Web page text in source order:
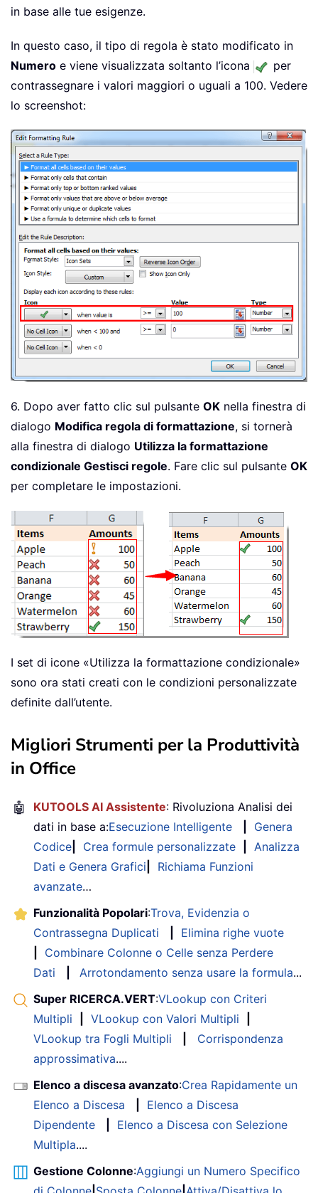
in base alle tue esigenze.
In questo caso, il tipo di regola è stato modificato in
Numero e viene visualizzata soltanto l’icona
per
contrassegnare i valori maggiori o uguali a 100. Vedere
lo screenshot:
6. Dopo aver fatto clic sul pulsante OK nella finestra di
dialogo Modifica regola di formattazione, si tornerà
alla finestra di dialogo Utilizza la formattazione
condizionale Gestisci regole. Fare clic sul pulsante OK
per completare le impostazioni.
I set di icone «Utilizza la formattazione condizionale»
sono ora stati creati con le condizioni personalizzate
definite dall’utente.
Migliori Strumenti per la Produttività
in Office
🤖 KUTOOLS AI Assistente: Rivoluziona Analisi dei
dati in base a:Esecuzione Intelligente
Genera
Codice
Crea formule personalizzate
Analizza
Dati e Genera Grafici
Richiama Funzioni
avanzate…
Funzionalità Popolari:Trova, Evidenzia o
Contrassegna Duplicati
Elimina righe vuote
Combinare Colonne o Celle senza Perdere
Dati
Arrotondamento senza usare la formula...
Super RICERCA.VERT:VLookup con Criteri
Multipli
VLookup con Valori Multipli
VLookup tra Fogli Multipli
Corrispondenza
approssimativa....
Elenco a discesa avanzato:Crea Rapidamente un
Elenco a Discesa
Elenco a Discesa
Dipendente
Elenco a Discesa con Selezione
Multipla....
Gestione Colonne:Aggiungi un Numero Specifico